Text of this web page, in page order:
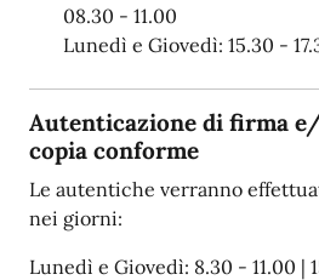
08.30 - 11.00
Lunedì e Giovedì: 15.30 -
Autenticazione di firma
copia conforme
Le autentiche verranno
nei giorni:
Lunedì e Giovedì: 8.30 - 11.00 |